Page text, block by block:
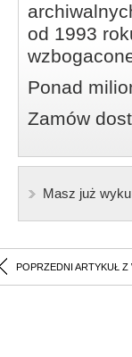
od 1993
Ponad
Zamów
Masz już
POPRZEDNI ARTYKUŁ Z